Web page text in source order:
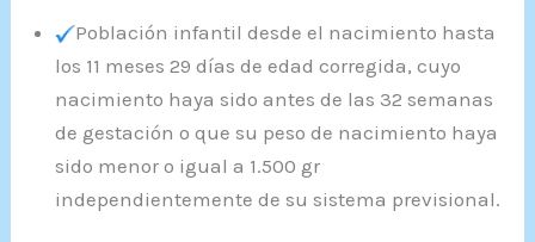
Población infantil desde el nacimiento hasta
los 11 meses 29 días de edad corregida, cuyo
nacimiento haya sido antes de las 32 semanas
de gestación o que su peso de nacimiento haya
sido menor o igual a 1.500 gr
independientemente de su sistema previsional.